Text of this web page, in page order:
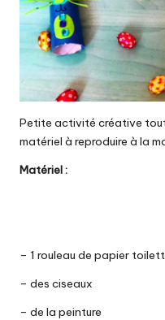
Petite activité créative
matériel à reproduire à la
Matériel :
– 1 rouleau de papier
– des ciseaux
– de la peinture